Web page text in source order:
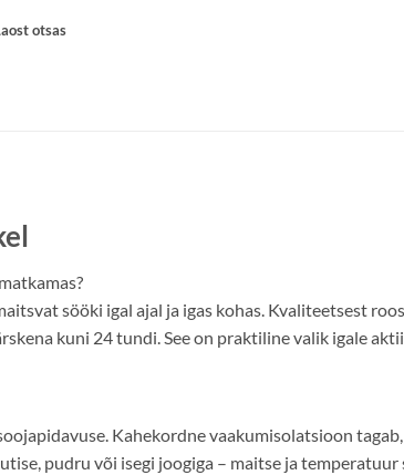
otsas
sööki igal ajal ja igas kohas. Kvaliteetsest
kuni 24 tundi. See on praktiline valik igale
Kahekordne vaakumisolatsioon
pudru või isegi joogiga – maitse ja